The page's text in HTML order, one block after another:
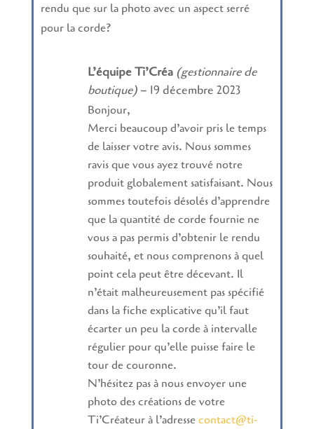
rendu que sur la photo avec un aspect serré
pour la corde?
L’équipe Ti’Créa (gestionnaire de
boutique) – 19 décembre 2023
Bonjour,
Merci beaucoup d’avoir pris le temps
de laisser votre avis. Nous sommes
ravis que vous ayez trouvé notre
produit globalement satisfaisant. Nous
sommes toutefois désolés d’apprendre
que la quantité de corde fournie ne
vous a pas permis d’obtenir le rendu
souhaité, et nous comprenons à quel
point cela peut être décevant. Il
n’était malheureusement pas spécifié
dans la fiche explicative qu’il faut
écarter un peu la corde à intervalle
régulier pour qu’elle puisse faire le
tour de couronne.
N’hésitez pas à nous envoyer une
photo des créations de votre
Ti’Créateur à l’adressecontact@ti-